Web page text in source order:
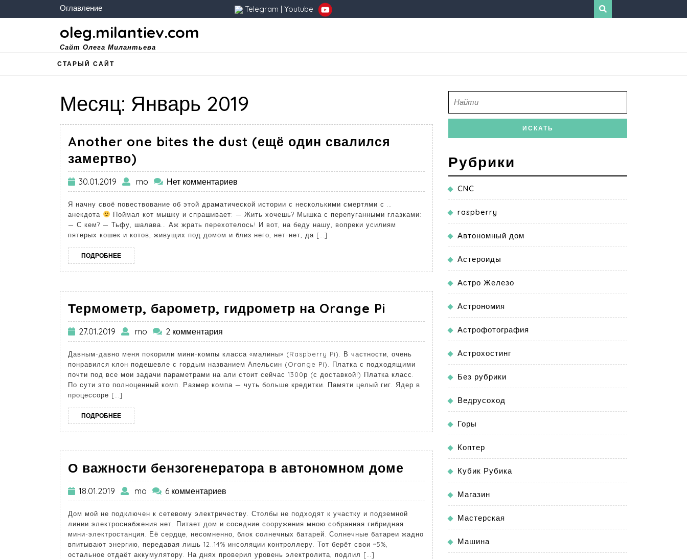
Оглавление Telegram | Youtube
oleg.milantiev.com
Сайт Олега Милантьева
СТАРЫЙ САЙТ
Месяц: Январь 2019
Another one bites the dust (ещё один свалился
замертво)
30.01.2019 mo Нет комментариев
Я начну своё повествование об этой драматической истории с несколькими смертями с …
анекдота
Поймал кот мышку и спрашивает: — Жить хочешь? Мышка с перепуганными глазками:
— С кем? — Тьфу, шалава… Аж жрать перехотелось! И вот, на беду нашу, вопреки усилиям
пятерых кошек и котов, живущих под домом и близ него, нет-нет, да […]
ПОДРОБНЕЕ
Термометр, барометр, гидрометр на Orange Pi
27.01.2019 mo 2 комментария
Давным-давно меня покорили мини-компы класса «малины» (Raspberry Pi). В частности, очень
понравился клон подешевле с гордым названием Апельсин (Orange Pi). Платка с подходящими
почти под все мои задачи параметрами на али стоит сейчас 1300р (с доставкой!) Платка класс.
По сути это полноценный комп. Размер компа — чуть больше кредитки. Памяти целый гиг. Ядер в
процессоре […]
ПОДРОБНЕЕ
О важности бензогенератора в автономном доме
18.01.2019 mo 6 комментариев
Дом мой не подключен к сетевому электричеству. Столбы не подходят к участку и подземной
линии электроснабжения нет. Питает дом и соседние сооружения мною собранная гибридная
мини-электростанция. Её сердце, несомненно, блок солнечных батарей. Солнечные батареи жадно
впитывают энергию, передавая лишь 12..14% инсоляции контроллеру. Тот берёт свои ~5%,
остальное отдаёт аккумулятору. На днях проверил уровень электролита, подлил […]
Рубрики
CNC
raspberry
Автономный дом
Астероиды
Астро Железо
Астрономия
Астрофотография
Астрохостинг
Без рубрики
Ведрусоход
Горы
Коптер
Кубик Рубика
Магазин
Мастерская
Машина